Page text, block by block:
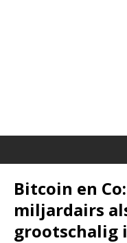
Bitcoin en
miljardairs
grootschalig